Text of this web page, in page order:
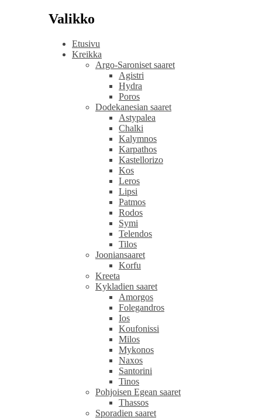
Valikko
Etusivu
Kreikka
Argo-Saroniset saaret
Agistri
Hydra
Poros
Dodekanesian saaret
Astypalea
Chalki
Kalymnos
Karpathos
Kastellorizo
Kos
Leros
Lipsi
Patmos
Rodos
Symi
Telendos
Tilos
Jooniansaaret
Korfu
Kreeta
Kykladien saaret
Amorgos
Folegandros
Ios
Koufonissi
Milos
Mykonos
Naxos
Santorini
Tinos
Pohjoisen Egean saaret
Thassos
Sporadien saaret